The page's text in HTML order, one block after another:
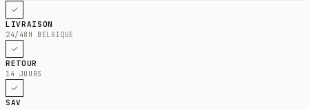
LIVRAISON
24/48H BELGIQUE
RETOUR
14 JOURS
SAV